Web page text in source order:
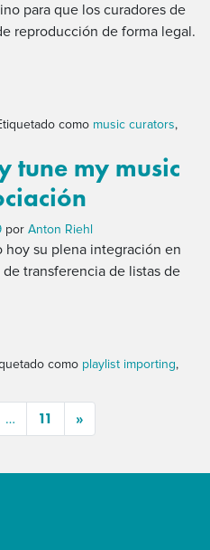
para que los curadores de
reproducción de forma legal.
como music curators,
tune my music
por Anton Riehl
hoy su plena integración en
transferencia de listas de
como playlist importing,
… 11 »